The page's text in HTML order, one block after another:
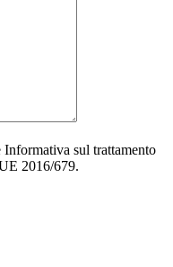
sul trattamento
2016/679.